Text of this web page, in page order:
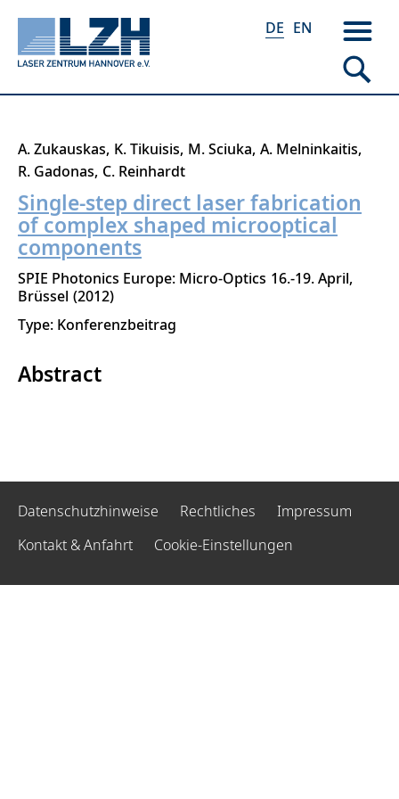
Direkt
zum
Inhalt
DE EN
A. Zukauskas K. Tikuisis M. Sciuka A. Melninkaitis
R. Gadonas C. Reinhardt
Single-step direct laser fabrication
of complex shaped microoptical
components
SPIE Photonics Europe: Micro-Optics 16.-19. April
Brüssel 2012
Type: Konferenzbeitrag
Abstract
Datenschutzhinweise Rechtliches
Impressum
Kontakt & Anfahrt
Cookie-Einstellungen